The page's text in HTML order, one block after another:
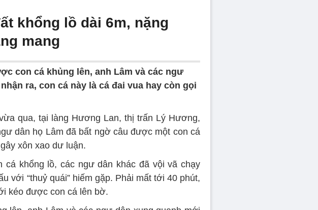
khổng lồ dài 6m, nặng
mang
con cá khủng lên, anh Lâm và các ngư
ra, con cá này là cá đai vua hay còn gọi
qua, tại làng Hương Lan, thị trấn Lý Hương,
dân họ Lâm đã bất ngờ câu được một con cá
xôn xao dư luận.
cá khổng lồ, các ngư dân khác đã vội vã chạy
với “thuỷ quái” hiếm gặp. Phải mất tới 40 phút,
kéo được con cá lên bờ.